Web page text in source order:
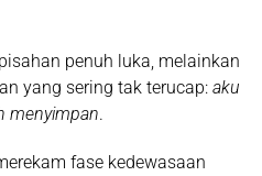
penuh luka, melainkan
yang sering tak terucap: aku
menyimpan.
fase kedewasaan